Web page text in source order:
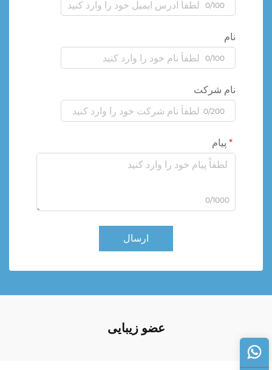
0/100
نام
0/100
نام شرکت
0/200
پیام
0/1000
ارسال
عضو زیبایی